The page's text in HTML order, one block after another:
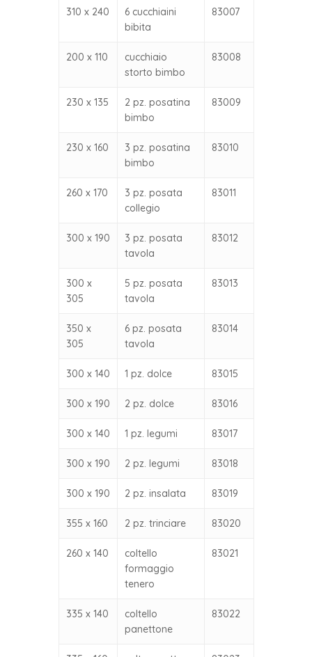
310 x 240
6 cucchiaini
bibita
83007
200 x 110
cucchiaio
storto bimbo
83008
230 x 135
2 pz. posatina
bimbo
83009
230 x 160
3 pz. posatina
bimbo
83010
260 x 170
3 pz. posata
collegio
83011
300 x 190
3 pz. posata
tavola
83012
300 x
305
5 pz. posata
tavola
83013
350 x
305
6 pz. posata
tavola
83014
300 x 140 1 pz. dolce 83015
300 x 190 2 pz. dolce 83016
300 x 140 1 pz. legumi 83017
300 x 190 2 pz. legumi 83018
300 x 190 2 pz. insalata 83019
355 x 160 2 pz. trinciare 83020
260 x 140
coltello
formaggio
tenero
83021
335 x 140
coltello
panettone
83022